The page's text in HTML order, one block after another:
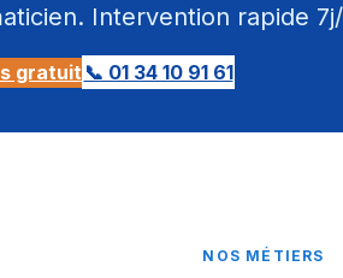
Intervention rapide
gratuit 📞 01 34 10 91 61
NOS MÉTIERS